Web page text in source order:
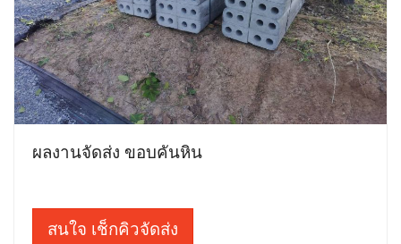
ผลงานจัดส่ง ขอบคันหิน
สนใจ เช็กคิวจัดส่ง